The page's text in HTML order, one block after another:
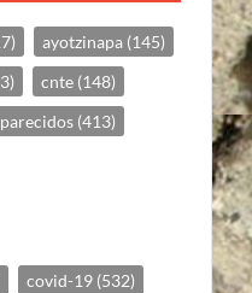
ayotzinapa (145)
cnte (148)
(413)
covid-19 (532)